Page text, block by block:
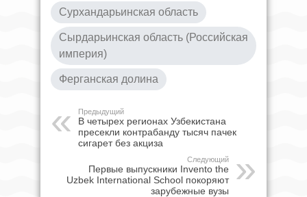
Сурхандарьинская область
Сырдарьинская область (Российская
империя)
Ферганская долина
Предыдущий
В четырех регионах Узбекистана
пресекли контрабанду тысяч пачек
сигарет без акциза
Следующий
Первые выпускники Invento the
Uzbek International School покоряют
зарубежные вузы